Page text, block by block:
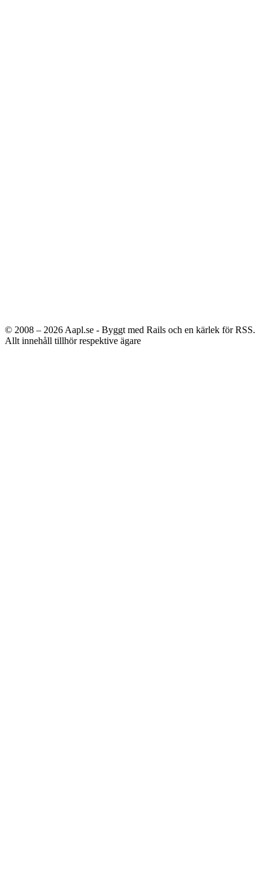
© 2008 – 2026 Aapl.se - Byggt med Rails och en kärlek för RSS.
Allt innehåll tillhör respektive ägare